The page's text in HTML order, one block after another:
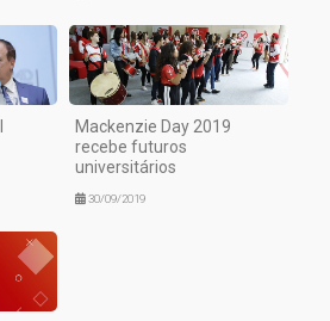
Mackenzie Day 2019
recebe futuros
universitários
30/09/2019